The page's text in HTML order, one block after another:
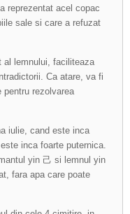
reprezentat acel copac
sale si care a refuzat
al lemnului, faciliteaza
Ca atare, va fi
rezolvarea
iulie, cand este inca
inca foarte puternica.
yin 己 si lemnul yin
fara apa care poate